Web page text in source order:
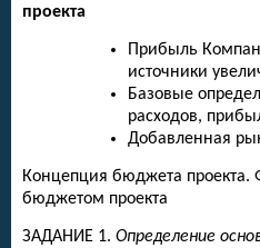
проекта
Прибыль
источники
Базовые
расходов,
Добавленная
Концепция бюджета проекта.
бюджетом проекта
ЗАДАНИЕ 1. Определение